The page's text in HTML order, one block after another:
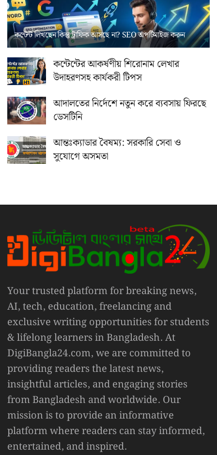
কন্টেন্ট লিখছেন কিন্তু ট্রাফিক আসছে না? ‍SEO অপটিমাইজ করুন
কন্টেন্টের আকর্ষণীয় শিরোনাম লেখার
উদাহরণসহ কার্যকরী টিপস
আদালতের নির্দেশে নতুন করে ব্যবসায় ফিরছে
ডেসটিনি
আন্তঃক্যাডার বৈষম্য: সরকারি সেবা ও
সুযোগে অসমতা
Your trusted platform for breaking news,
AI, tech, education, freelancing and
exclusive writing opportunities for students
& lifelong learners in Bangladesh. At
DigiBangla24.com, we are committed to
providing readers the latest news,
insightful articles, and engaging stories
from Bangladesh and worldwide. Our
mission is to provide an informative
platform where readers can stay informed,
entertained, and inspired.